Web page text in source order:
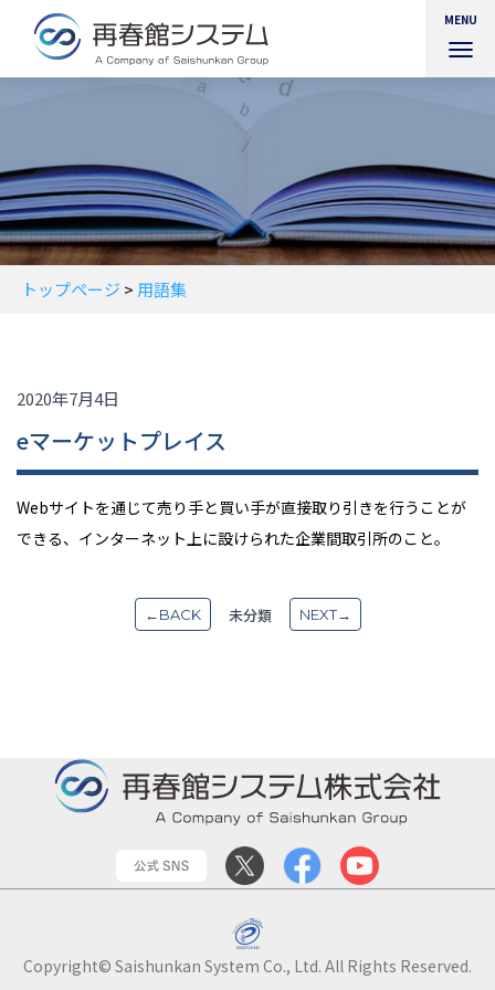
MENU
ョ
ン
を
切
り
トップページ > 用語集
2020年7月4日
eマーケットプレイス
Webサイトを通じて売り手と買い手が直接取り引きを行うことが
できる、インターネット上に設けられた企業間取引所のこと。
←BACK 未分類 NEXT→
Copyright© Saishunkan System Co., Ltd. All Rights Reserved.